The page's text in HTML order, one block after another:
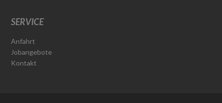
SERVICE
Anfahrt
Jobangebote
Kontakt